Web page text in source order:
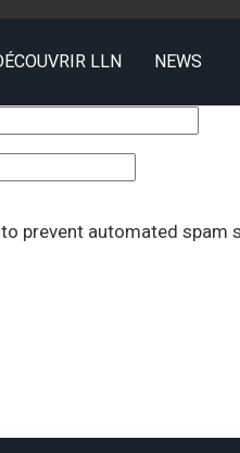
LLN NEWS
prevent automated spam